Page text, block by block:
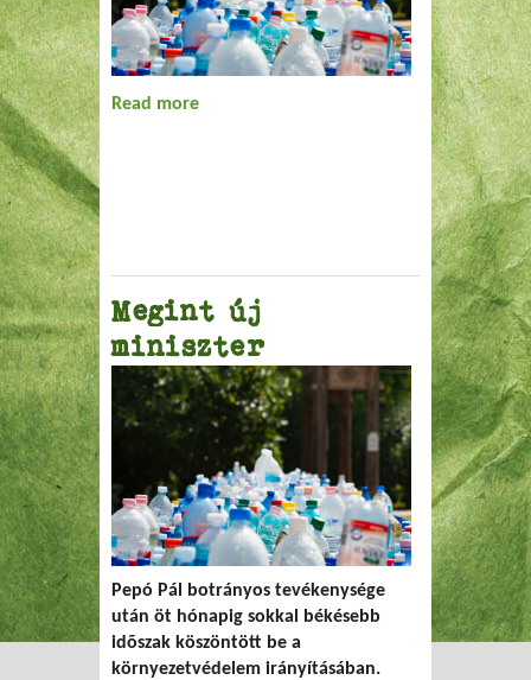
Read more
Megint új
miniszter
Pepó Pál botrányos tevékenysége
után öt hónapig sokkal békésebb
idõszak köszöntött be a
környezetvédelem irányításában.